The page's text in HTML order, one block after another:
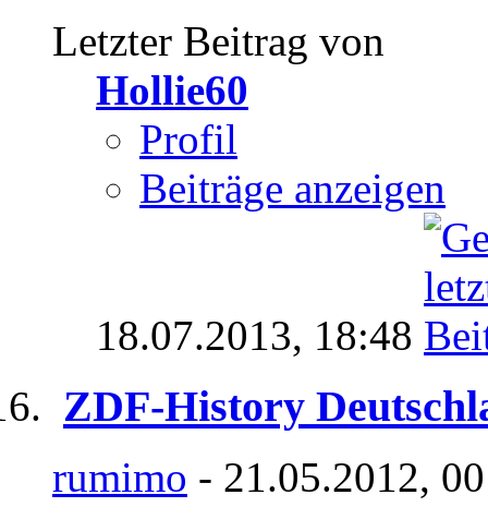
Letzter Beitrag von
Hollie60
Profil
Beiträge anzeigen
18.07.2013, 18:48
ZDF-History
rumimo - 21.05.2012,